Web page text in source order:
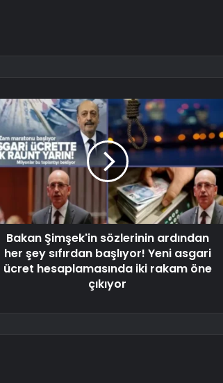
Bakan Şimşek'in sözlerinin ardından
her şey sıfırdan başlıyor! Yeni asgari
ücret hesaplamasında iki rakam öne
çıkıyor